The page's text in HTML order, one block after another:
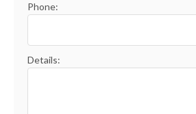
Phone:
Details: